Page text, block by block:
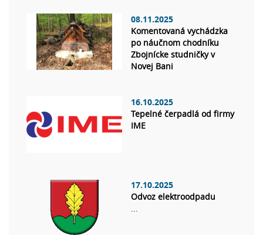
08.11.2025
Komentovaná vychádzka
po náučnom chodníku
Zbojnícke studničky v
Novej Bani
16.10.2025
Tepelné čerpadlá od firmy
IME
17.10.2025
Odvoz elektroodpadu
...